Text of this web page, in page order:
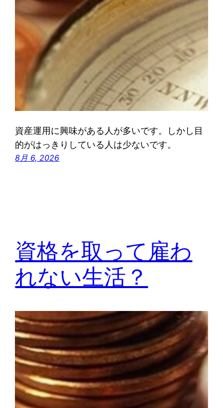
資産運用に興味がある人が多いです。しかし目
的がはっきりしている人は少ないです。
8月 6, 2026
資格を取って雇わ
れない生活？